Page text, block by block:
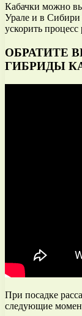
Кабачки можно
Урале и в Сибири
ускорить процесс
ОБРАТИТЕ
ГИБРИДЫ
При посадке
следующие